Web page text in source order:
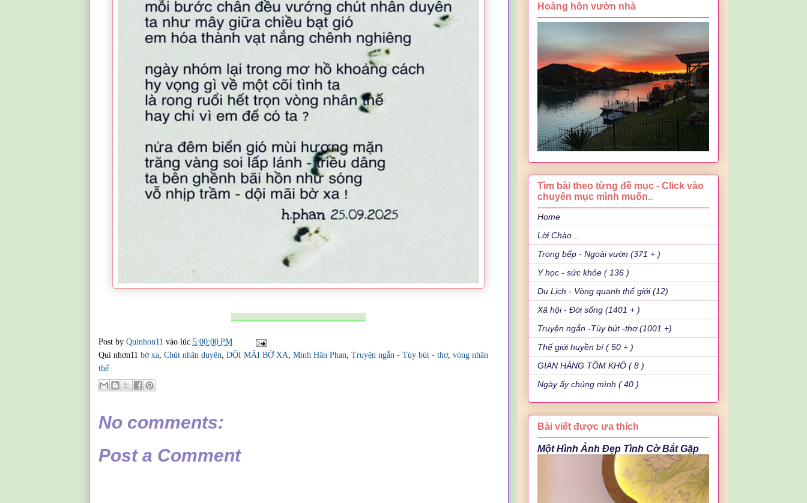
Post by Quinhon11 vào lúc 5:00:00 PM
Qui nhơn11 bờ xa, Chút nhân duyên, DỘI MÃI BỜ XA, Minh Hân Phan, Truyện ngắn - Tùy bút - thơ, vòng nhân
thế
No comments:
Post a Comment
Hoàng hôn vườn nhà
Tìm bài theo từng đề mục - Click vào
chuyên mục mình muốn..
Home
Lời Chào ..
Trong bếp - Ngoài vườn (371 + )
Y học - sức khỏe ( 136 )
Du Lịch - Vòng quanh thế giới (12)
Xã hội - Đời sống (1401 + )
Truyện ngắn -Tùy bút -thơ (1001 +)
Thế giới huyền bí ( 50 + )
GIAN HÀNG TÔM KHÔ ( 8 )
Ngày ấy chúng mình ( 40 )
Bài viết được ưa thích
Một Hình Ảnh Đẹp Tình Cờ Bắt Gặp